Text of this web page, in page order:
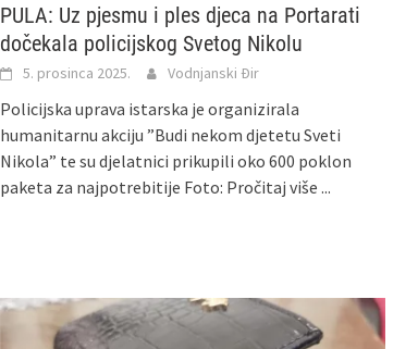
PULA: Uz pjesmu i ples djeca na Portarati
dočekala policijskog Svetog Nikolu
5. prosinca 2025. Vodnjanski Đir
Policijska uprava istarska je organizirala
humanitarnu akciju ”Budi nekom djetetu Sveti
Nikola” te su djelatnici prikupili oko 600 poklon
paketa za najpotrebitije Foto: Pročitaj više ...